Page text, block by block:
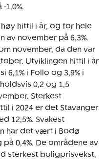
1,0%.
hittil i år, og for hele
av november på 6,3%.
november, da den var
Utviklingen hittil i år
6,1% i Follo og 3,9% i
0,2 og 1,5
Sterkest
i 2024 er det Stavanger
12,5%. Svakest
har det vært i Bodø
0,4%. De områdene av
sterkest boligprisvekst,